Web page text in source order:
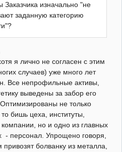
Заказчика изначально "не
заданную категорию
я лично не согласен с этим
случаев) уже много лет
Все непрофильные активы,
выведены за забор его
не только
то бишь цеха, институты,
но и одно из главных
- персонал. Упрощено говоря,
привозят болванку из металла,